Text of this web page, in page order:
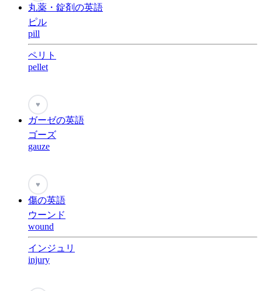
丸薬・錠剤の英語
ピル
pill
ペリト
pellet
♥
ガーゼの英語
ゴーズ
gauze
♥
傷の英語
ウーンド
wound
インジュリ
injury